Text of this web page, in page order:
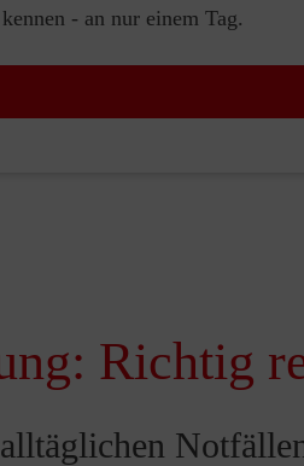
- an nur einem Tag.
Richtig